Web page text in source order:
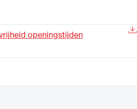
openingstijden
en de Regeling op de